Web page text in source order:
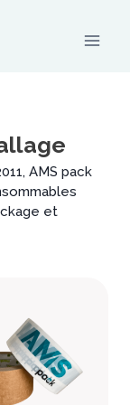
AMS pack
et